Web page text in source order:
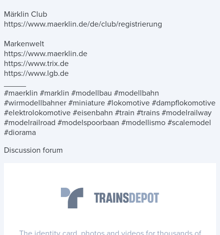
Märklin Club
https://www.maerklin.de/de/club/registrierung
Markenwelt
https://www.maerklin.de
https://www.trix.de
https://www.lgb.de
#maerklin #marklin #modellbau #modellbahn
#wirmodellbahner #miniature #lokomotive #dampflokomotive
#elektrolokomotive #eisenbahn #train #trains #modelrailway
#modelrailroad #modelspoorbaan #modellismo #scalemodel
#diorama
Discussion forum